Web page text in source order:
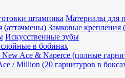
Материалы для
Замковые крепления
Искусственные зубы
в бобинах
New Ace & Naperce (полные
/ Million (20 гарнитуров в